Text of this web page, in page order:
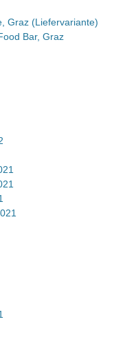
Graz (Liefervariante)
Bar, Graz